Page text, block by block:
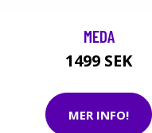
MEDA
1499 SEK
MER INFO!